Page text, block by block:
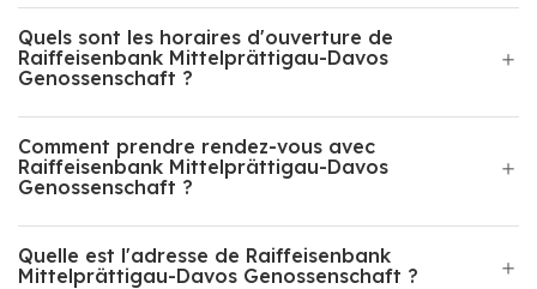
Quels sont les horaires d'ouverture de
Raiffeisenbank Mittelprättigau-Davos
Genossenschaft ?
Comment prendre rendez-vous avec
Raiffeisenbank Mittelprättigau-Davos
Genossenschaft ?
Quelle est l'adresse de Raiffeisenbank
Mittelprättigau-Davos Genossenschaft ?